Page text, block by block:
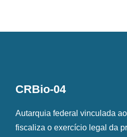
CRBio-04
Autarquia federal vinculada
fiscaliza o exercício legal da